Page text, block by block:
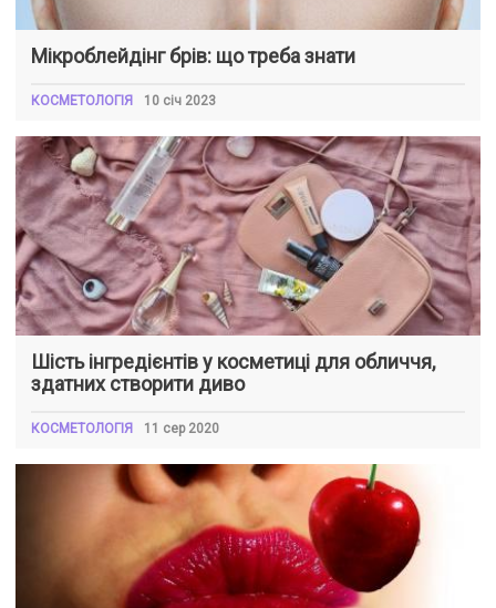
Мікроблейдінг брів: що треба знати
КОСМЕТОЛОГІЯ 10 січ 2023
Шість інгредієнтів у косметиці для обличчя,
здатних створити диво
КОСМЕТОЛОГІЯ 11 сер 2020